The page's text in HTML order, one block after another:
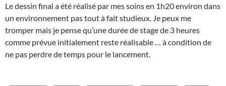
Le dessin final a été réalisé par mes soins en 1h20 environ dans
un environnement pas tout à fait studieux. Je peux me
tromper mais je pense qu’une durée de stage de 3 heures
comme prévue initialement reste réalisable … à condition de
ne pas perdre de temps pour le lancement.